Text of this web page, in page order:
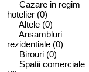
Cazare in regim
hotelier (0)
Altele (0)
Ansambluri
rezidentiale (0)
Birouri (0)
Spatii comerciale